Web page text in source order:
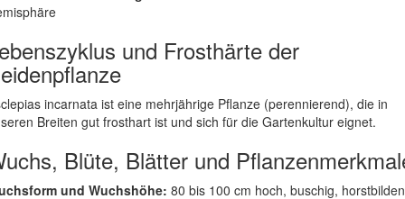
und Frosthärte der
incarnata ist eine mehrjährige Pflanze (perennierend), die in
Breiten gut frosthart ist und sich für die Gartenkultur eignet.
Blüte, Blätter und
und Wuchshöhe: 80 bis 100 cm hoch, buschig,